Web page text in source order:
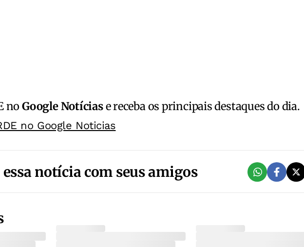
noGoogle Notíciase receba os principais destaques do dia.
no Google Noticias
notícia com seus amigos